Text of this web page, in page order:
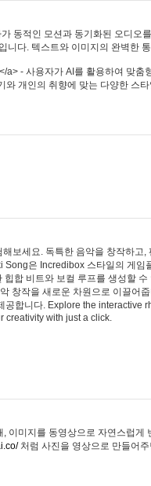
동적인 모션과 동기화된 오디오
니다. 텍스트와 이미지의 완벽한
a> - 사용자가 AI를 활용하여 맞춤
개인의 취향에 맞는 다양한 스
보세요. 독특한 음악을 창작하고,
은 Incredibox 스타일의 게임
합 비트와 보컬 루프를 생성할
창작을 새로운 차원으로 이끌어
공합니다. Explore the interactive
creativity with just a click.
이미지를 동영상으로 자연스럽게
처럼 사진을 영상으로 만들어